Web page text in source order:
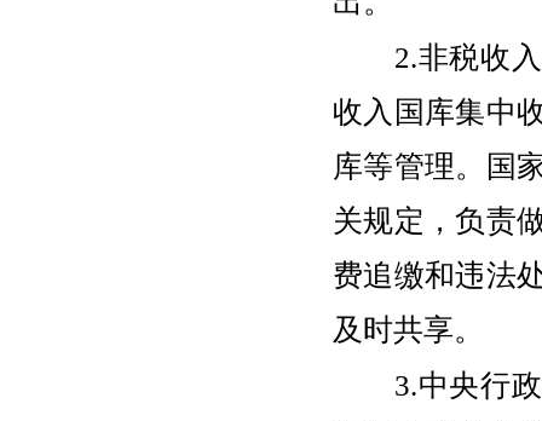
2.非税收入
收入国库集中
库等管理。国
关规定，负责
费追缴和违法
及时共享。
3.中央行政